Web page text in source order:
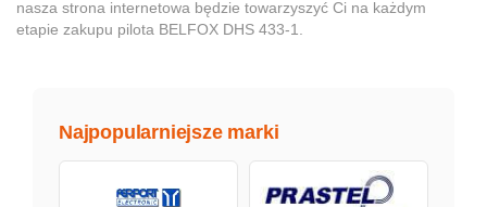
nasza strona internetowa będzie towarzyszyć Ci na każdym
etapie zakupu pilota BELFOX DHS 433-1.
Najpopularniejsze marki